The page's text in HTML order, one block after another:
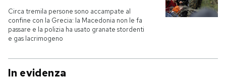
Circa tremila persone sono accampate al
confine con la Grecia: la Macedonia non le fa
passare e la polizia ha usato granate stordenti
e gas lacrimogeno
In evidenza